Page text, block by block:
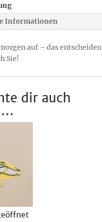
Informationen
auf – das entscheiden
Sie!
dir auch
…